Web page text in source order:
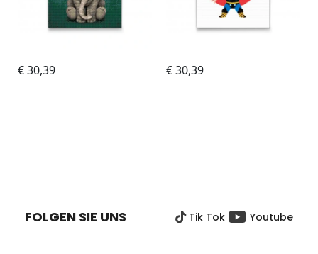
FOLGEN SIE UNS Tik Tok Youtube